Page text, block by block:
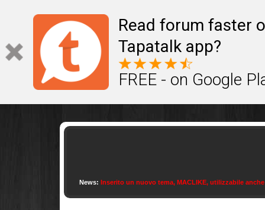
Read forum faster
Tapatalk app?
FREE - on Google
News: Inserito un nuovo tema, MACLIKE, utilizzabile